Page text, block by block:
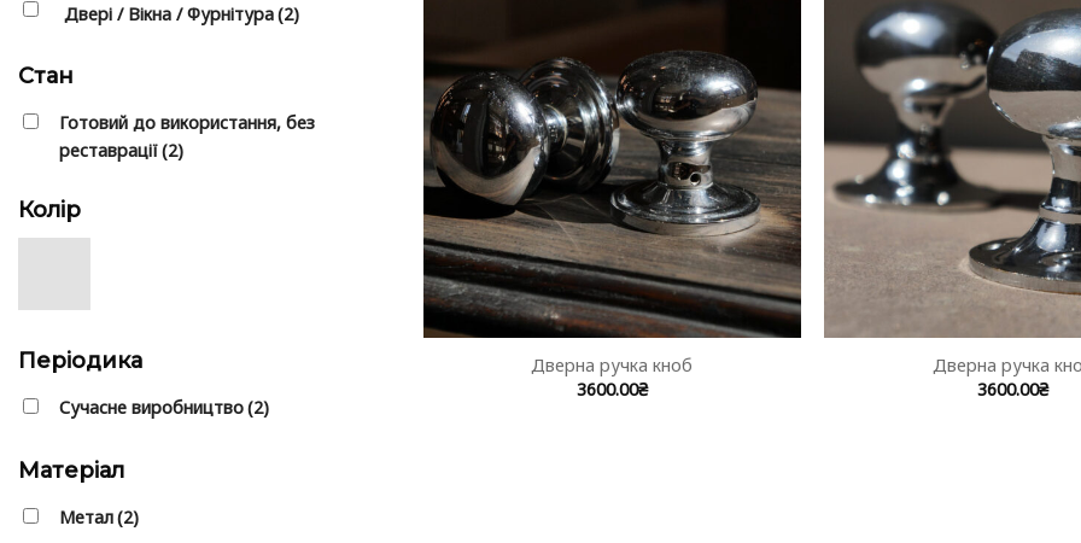
Двері / Вікна / Фурнітура(2)
Стан
Готовий до використання, без
реставрації(2)
Колір
Періодика
Сучасне виробництво(2)
Матеріал
Метал(2)
Дверна ручка кноб
3600.00₴
Дверна ручка
3600.00₴